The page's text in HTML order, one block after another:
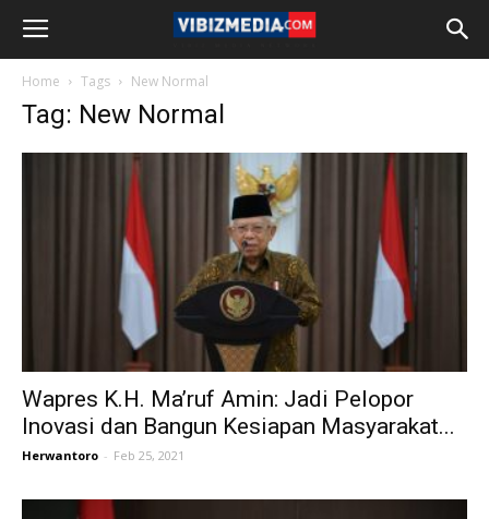
Home Tags New Normal
Tag: New Normal
Wapres K.H. Ma’ruf Amin: Jadi Pelopor
Inovasi dan Bangun Kesiapan Masyarakat...
Herwantoro - Feb 25, 2021